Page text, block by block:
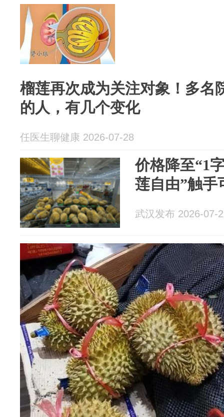
榴莲再次成为关注对象！多名
的人，有几个变化
任医生聊健康 2026-07-28
价格降至“1
莲自由”触手
武汉发布 2026-07-